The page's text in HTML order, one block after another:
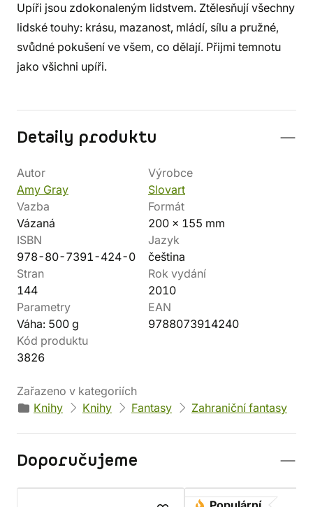
Upíři jsou zdokonaleným lidstvem. Ztělesňují všechny
lidské touhy: krásu, mazanost, mládí, sílu a pružné,
svůdné pokušení ve všem, co dělají. Přijmi temnotu
jako všichni upíři.
Detaily produktu
Autor
Amy Gray
Výrobce
Slovart
Vazba
Vázaná
Formát
200 x 155 mm
ISBN
978-80-7391-424-0
Jazyk
čeština
Stran
144
Rok vydání
2010
Parametry
Váha: 500 g
EAN
9788073914240
Kód produktu
3826
Zařazeno v kategoriích
Knihy
Knihy Fantasy Zahraniční fantasy
Doporučujeme